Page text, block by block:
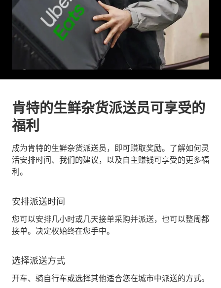
肯特的生鲜杂货派送员可享受的
福利
成为肯特的生鲜杂货派送员，即可赚取奖励。了解如何灵
活安排时间、我们的建议，以及自主赚钱可享受的更多福
利。
安排派送时间
您可以安排几小时或几天接单采购并派送，也可以整周都
接单。决定权始终在您手中。
选择派送方式
开车、骑自行车或选择其他适合您在城市中派送的方式。